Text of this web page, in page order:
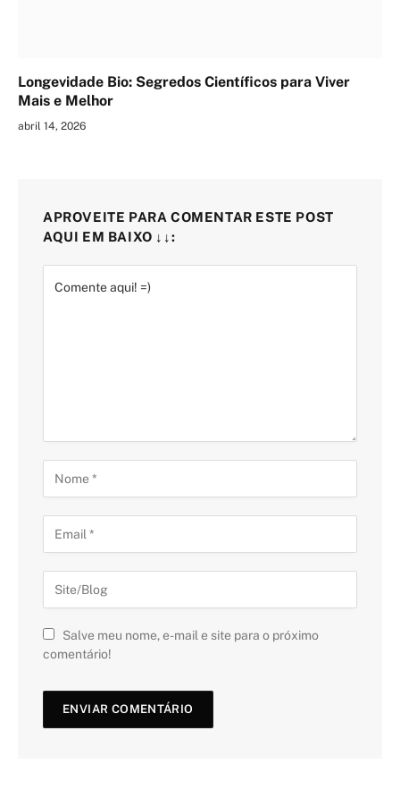
Longevidade Bio: Segredos Científicos para Viver
Mais e Melhor
abril 14, 2026
APROVEITE PARA COMENTAR ESTE POST
AQUI EM BAIXO ↓↓:
Salve meu nome, e-mail e site para o próximo
comentário!